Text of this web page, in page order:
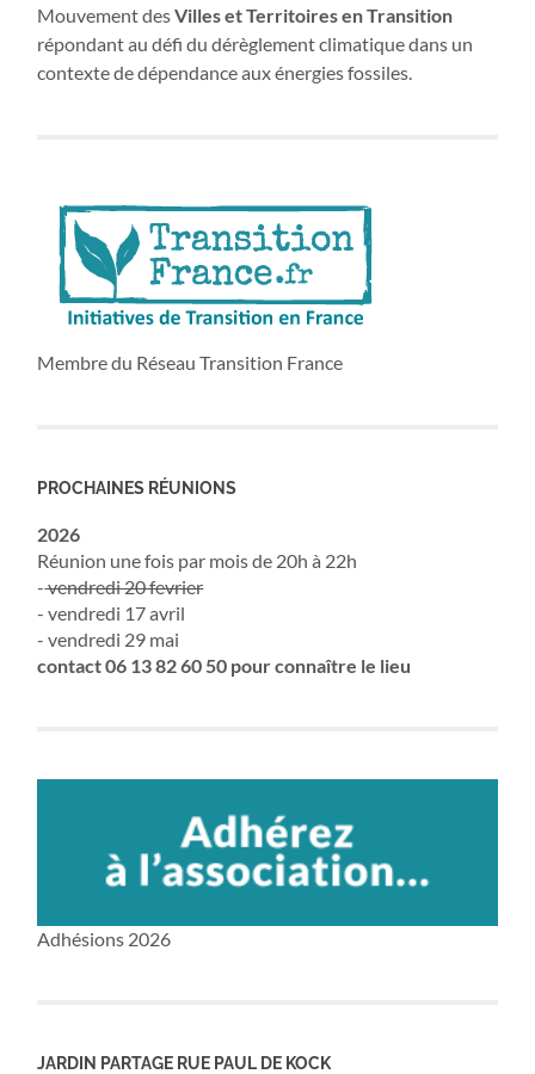
Mouvement desVilles et Territoires en Transition
répondant au défi du dérèglement climatique dans un
contexte de dépendance aux énergies fossiles.
Membre du Réseau Transition France
PROCHAINES RÉUNIONS
2026
Réunion une fois par mois de 20h à 22h
-vendredi 20 fevrier
- vendredi 17 avril
- vendredi 29 mai
contact 06 13 82 60 50 pour connaître le lieu
Adhésions 2026
JARDIN PARTAGE RUE PAUL DE KOCK